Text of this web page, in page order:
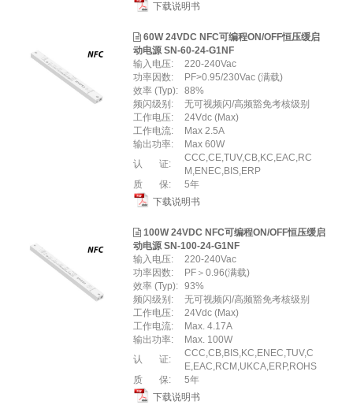
下载说明书
60W 24VDC NFC可编程ON/OFF恒压缓启
动电源 SN-60-24-G1NF
输入电压:
220-240Vac
功率因数:
PF>0.95/230Vac (满载)
效率 (Typ): 88%
频闪级别:
⽆可视频闪/⾼频豁免考核级别
工作电压:
24Vdc (Max)
工作电流:
Max 2.5A
输出功率:
Max 60W
认 证:
CCC,CE,TUV,CB,KC,EAC,RC
M,ENEC,BIS,ERP
质 保:
5年
下载说明书
100W 24VDC NFC可编程ON/OFF恒压缓启
动电源 SN-100-24-G1NF
输入电压:
220-240Vac
功率因数:
PF＞0.96(满载)
效率 (Typ): 93%
频闪级别:
无可视频闪/高频豁免考核级别
工作电压:
24Vdc (Max)
工作电流:
Max. 4.17A
输出功率:
Max. 100W
认 证:
CCC,CB,BIS,KC,ENEC,TUV,C
E,EAC,RCM,UKCA,ERP,ROHS
质 保:
5年
下载说明书